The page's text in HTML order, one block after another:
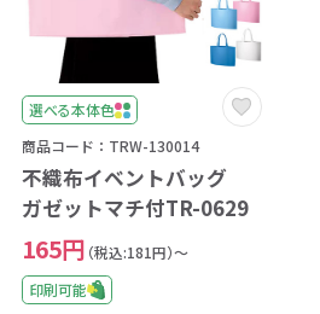
選べる本体色
商品コード：TRW-130014
不織布イベントバッグ
ガゼットマチ付TR-0629
165円 （税込:181円）～
印刷可能